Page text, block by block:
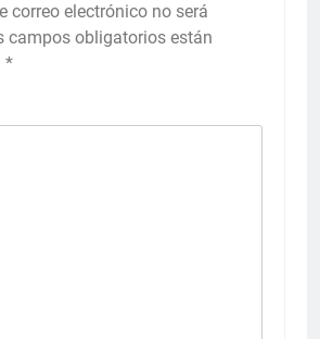
correo electrónico no será
campos obligatorios están
*